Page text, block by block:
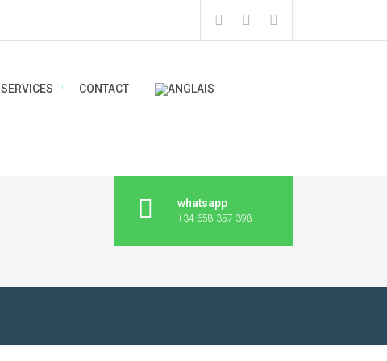
SERVICES CONTACT
whatsapp
+34 658 357 398